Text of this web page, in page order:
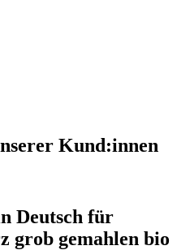
Kund:innen
Deutsch für
grob gemahlen bio